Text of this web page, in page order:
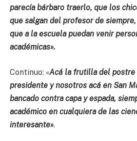
parecía bárbaro traerlo, que los
que salgan del profesor de
que a la escuela puedan venir
académicas».
Continuo: «Acá la frutilla del postre
presidente y nosotros acá en San
bancado contra capa y espada,
académico en cualquiera de las
interesante».